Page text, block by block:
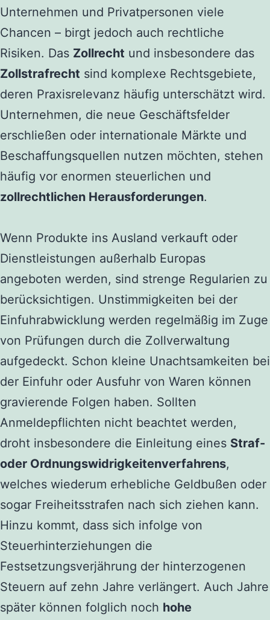
Unternehmen und Privatpersonen viele
Chancen – birgt jedoch auch rechtliche
Risiken. Das Zollrecht und insbesondere das
Zollstrafrecht sind komplexe Rechtsgebiete,
deren Praxisrelevanz häufig unterschätzt wird.
Unternehmen, die neue Geschäftsfelder
erschließen oder internationale Märkte und
Beschaffungsquellen nutzen möchten, stehen
häufig vor enormen steuerlichen und
zollrechtlichen Herausforderungen.
Wenn Produkte ins Ausland verkauft oder
Dienstleistungen außerhalb Europas
angeboten werden, sind strenge Regularien zu
berücksichtigen. Unstimmigkeiten bei der
Einfuhrabwicklung werden regelmäßig im Zuge
von Prüfungen durch die Zollverwaltung
aufgedeckt. Schon kleine Unachtsamkeiten bei
der Einfuhr oder Ausfuhr von Waren können
gravierende Folgen haben. Sollten
Anmeldepflichten nicht beachtet werden,
droht insbesondere die Einleitung eines Straf-
oder Ordnungswidrigkeitenverfahrens,
welches wiederum erhebliche Geldbußen oder
sogar Freiheitsstrafen nach sich ziehen kann.
Hinzu kommt, dass sich infolge von
Steuerhinterziehungen die
Festsetzungsverjährung der hinterzogenen
Steuern auf zehn Jahre verlängert. Auch Jahre
später können folglich noch hohe